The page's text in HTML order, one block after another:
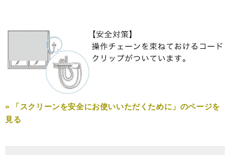
» 「スクリーンを安全にお使いいただくために」のページを
見る